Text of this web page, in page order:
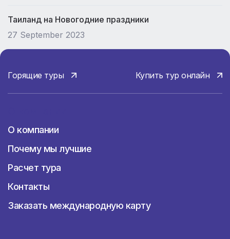
Таиланд на Новогодние праздники
27 September 2023
Горящие туры Купить тур онлайн
О компании
Почему мы лучшие
Расчет тура
Контакты
Заказать международную карту